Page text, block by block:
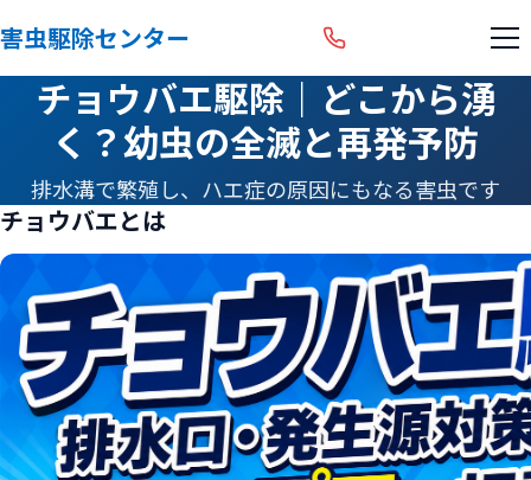
害虫駆除センター
チョウバエ駆除｜どこから湧
く？幼虫の全滅と再発予防
排水溝で繁殖し、ハエ症の原因にもなる害虫です
チョウバエとは